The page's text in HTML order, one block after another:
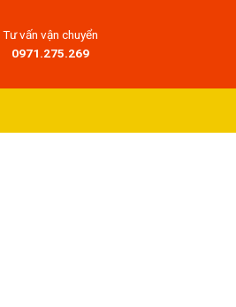
Tư vấn vận chuyển
0971.275.269